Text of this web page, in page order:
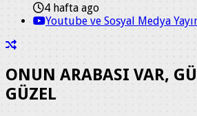
4 hafta ago
Youtube ve Sosyal Medya
ONUN ARABASI VAR,
GÜZEL